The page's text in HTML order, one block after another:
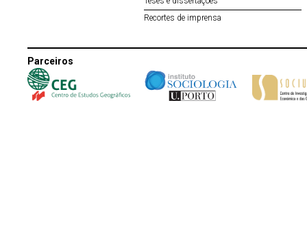
Recortes de imprensa
Parceiros